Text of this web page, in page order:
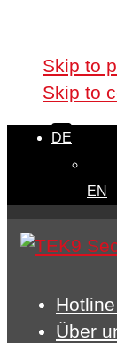
Skip to
Skip to
DE
EN
Über